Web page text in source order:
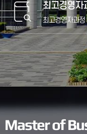
최고경영자
최고경영자과정
Master of